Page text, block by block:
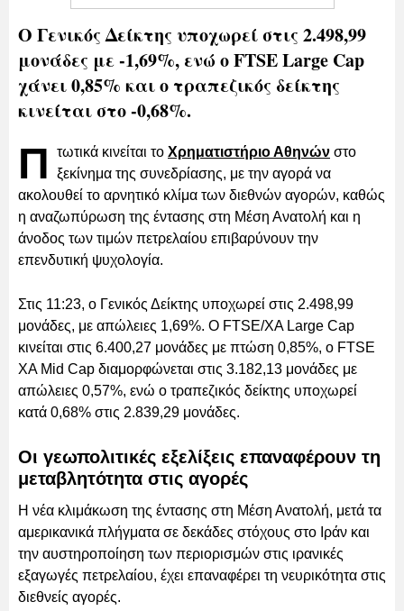
Ο Γενικός Δείκτης υποχωρεί στις 2.498,99
μονάδες με -1,69%, ενώ ο FTSE Large Cap
χάνει 0,85% και ο τραπεζικός δείκτης
κινείται στο -0,68%.
Π τωτικά κινείται το Χρηματιστήριο Αθηνών στο
ξεκίνημα της συνεδρίασης, με την αγορά να
ακολουθεί το αρνητικό κλίμα των διεθνών αγορών, καθώς
η αναζωπύρωση της έντασης στη Μέση Ανατολή και η
άνοδος των τιμών πετρελαίου επιβαρύνουν την
επενδυτική ψυχολογία.
Στις 11:23, ο Γενικός Δείκτης υποχωρεί στις 2.498,99
μονάδες, με απώλειες 1,69%. Ο FTSE/ΧΑ Large Cap
κινείται στις 6.400,27 μονάδες με πτώση 0,85%, ο FTSE
ΧΑ Mid Cap διαμορφώνεται στις 3.182,13 μονάδες με
απώλειες 0,57%, ενώ ο τραπεζικός δείκτης υποχωρεί
κατά 0,68% στις 2.839,29 μονάδες.
Οι γεωπολιτικές εξελίξεις επαναφέρουν τη
μεταβλητότητα στις αγορές
Η νέα κλιμάκωση της έντασης στη Μέση Ανατολή, μετά τα
αμερικανικά πλήγματα σε δεκάδες στόχους στο Ιράν και
την αυστηροποίηση των περιορισμών στις ιρανικές
εξαγωγές πετρελαίου, έχει επαναφέρει τη νευρικότητα στις
διεθνείς αγορές.